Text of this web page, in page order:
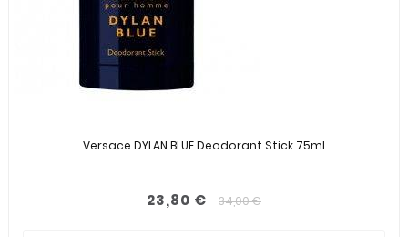
Versace DYLAN BLUE Deodorant Stick 75ml
23,80 € 34,00 €